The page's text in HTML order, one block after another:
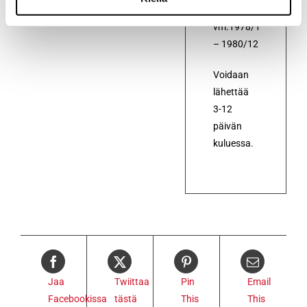
vm.1978/1
– 1980/12
Voidaan
lähettää
3-12
päivän
kuluessa.
Jaa
Facebookissa
Twiittaa
tästä
Pin
This
Email
This